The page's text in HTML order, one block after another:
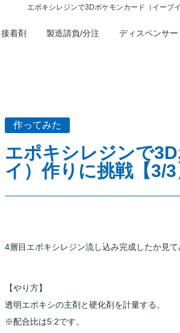
エポキシレジンで3Dポケモンカード（イーブ
接着剤 製造請負/分注 ディスペンサー
作ってみた
エポキシレジンで
イ）作りに挑戦【3/3
4層目エポキシレジン流し込み完成したか見
【やり方】
透明エポキシの主剤と硬化剤を計量する。
※配合比は5:2です。